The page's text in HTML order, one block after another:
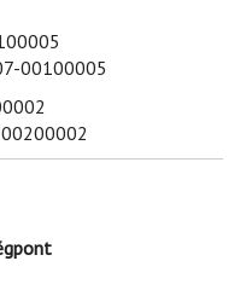
00100005